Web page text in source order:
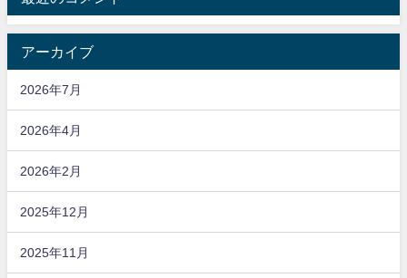
アーカイブ
2026年7月
2026年4月
2026年2月
2025年12月
2025年11月